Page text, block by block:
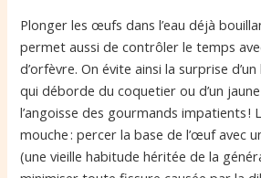
Plonger les œufs dans l’eau déjà
permet aussi de contrôler le temps
d’orfèvre. On évite ainsi la surprise
qui déborde du coquetier ou d’un
l’angoisse des gourmands impatients !
mouche : percer la base de l’œuf avec
(une vieille habitude héritée de la